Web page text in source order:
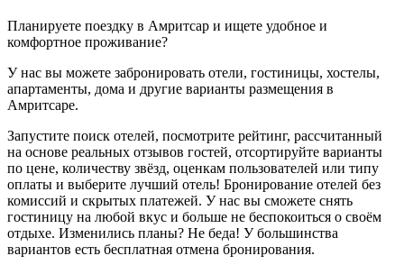
Планируете поездку в Амритсар и ищете удобное и
комфортное проживание?
У нас вы можете забронировать отели, гостиницы, хостелы,
апартаменты, дома и другие варианты размещения в
Амритсаре.
Запустите поиск отелей, посмотрите рейтинг, рассчитанный
на основе реальных отзывов гостей, отсортируйте варианты
по цене, количеству звёзд, оценкам пользователей или типу
оплаты и выберите лучший отель! Бронирование отелей без
комиссий и скрытых платежей. У нас вы сможете снять
гостиницу на любой вкус и больше не беспокоиться о своём
отдыхе. Изменились планы? Не беда! У большинства
вариантов есть бесплатная отмена бронирования.